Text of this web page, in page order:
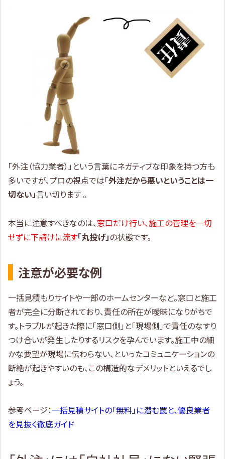
「外注（協力業者）」という言葉にネガティブな印象を持つ方も
多いですが、プロの視点では「外注だから悪いということは一
切ない」言い切ります 。
本当に注意すべきなのは、窓口だけ行い、施工の管理を一切
せずに下請けに流す「丸投げ」の状態です。
注意が必要な例
一括見積もりサイトや一部のホームセンターなど。窓口と施工
者が完全に分断されており、責任の所在が曖昧になりがちで
す。トラブルが起きた際に「窓口側」と「現場側」で責任のなすり
つけ合いが発生したりするリスクを孕んでいます。施工中の細
かな要望が現場に伝わらない、といったコミュニケーションの
断絶が起きやすいのも、この構造的なデメリットといえるでし
ょう。
参考ページ：一括見積サイトの「無料」に潜む罠と、優良業者
を見抜く徹底ガイド